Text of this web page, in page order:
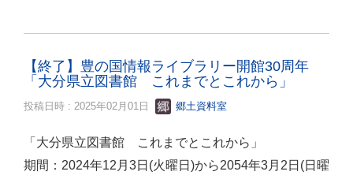
【終了】豊の国情報ライブラリー開館30周年
「大分県立図書館 これまでとこれから」
投稿日時 : 2025年02月01日 郷土資料室
「大分県立図書館 これまでとこれから」
期間：2024年12月3日(火曜日)から2054年3月2日(日曜